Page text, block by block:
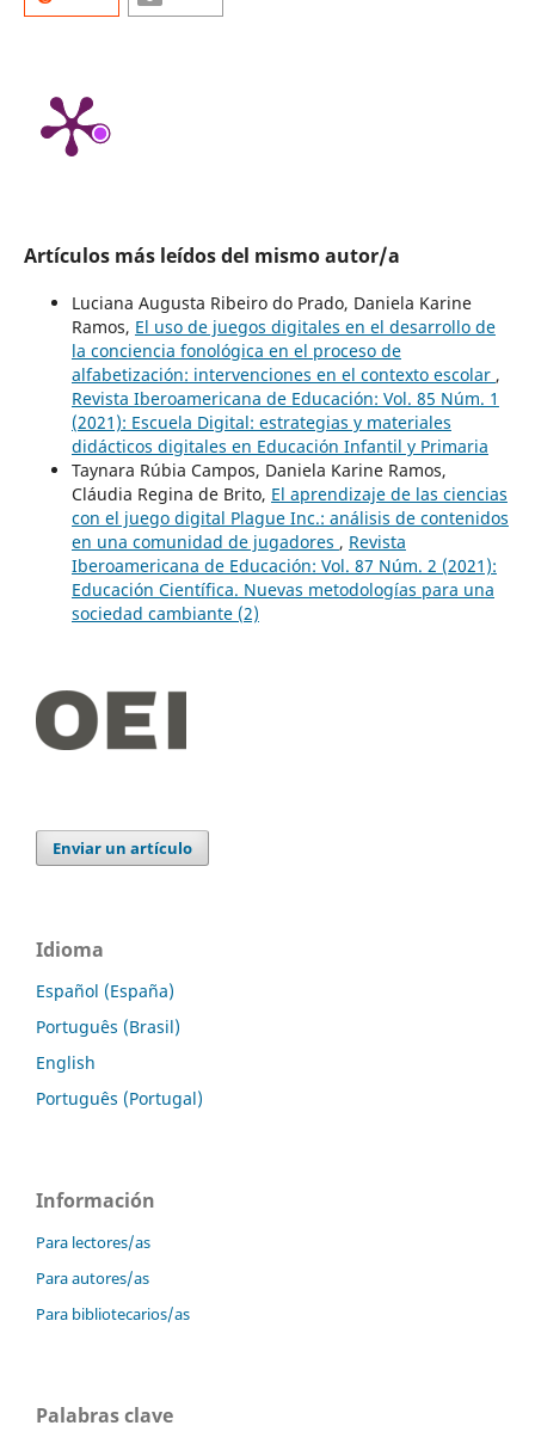
Artículos más leídos del mismo autor/a
Luciana Augusta Ribeiro do Prado, Daniela Karine
Ramos, El uso de juegos digitales en el desarrollo de
la conciencia fonológica en el proceso de
alfabetización: intervenciones en el contexto escolar ,
Revista Iberoamericana de Educación: Vol. 85 Núm. 1
(2021): Escuela Digital: estrategias y materiales
didácticos digitales en Educación Infantil y Primaria
Taynara Rúbia Campos, Daniela Karine Ramos,
Cláudia Regina de Brito, El aprendizaje de las ciencias
con el juego digital Plague Inc.: análisis de contenidos
en una comunidad de jugadores , Revista
Iberoamericana de Educación: Vol. 87 Núm. 2 (2021):
Educación Científica. Nuevas metodologías para una
sociedad cambiante (2)
Enviar un artículo
Idioma
Español (España)
Português (Brasil)
English
Português (Portugal)
Información
Para lectores/as
Para autores/as
Para bibliotecarios/as
Palabras clave